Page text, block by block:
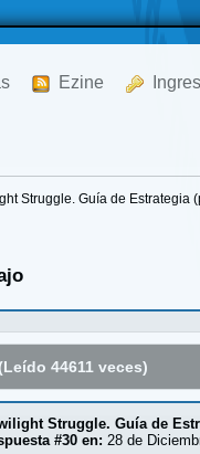
Ezine
Struggle. Guía de Estrategia
44611 veces)
Struggle. Guía de
#30 en: 28 de